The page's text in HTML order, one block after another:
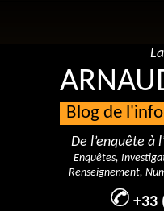
Blog de
De l’enquête à
Enquêtes,
Renseignement,
+33